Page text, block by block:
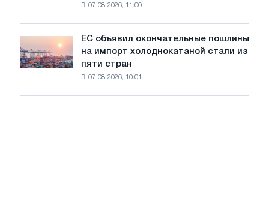
трамвайных
путей
Москвы
Ярославля
07-08-2026, 11:00
объявил
окончательные
ЕС объявил окончательные пошлины
на импорт холоднокатаной стали из
пяти стран
07-08-2026, 10:01